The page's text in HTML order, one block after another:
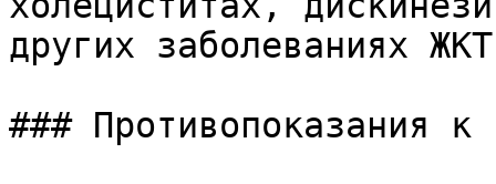
других заболеваниях
### Противопоказания к